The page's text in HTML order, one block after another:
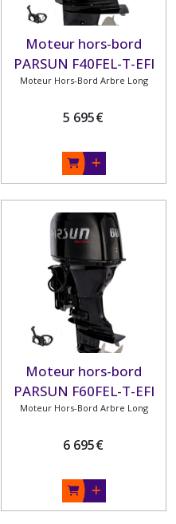
Moteur hors-bord
PARSUN F40FEL-T-EFI
40 CV 4 TEMPS ARBRE
Moteur Hors-Bord Arbre Long
5 695€
Moteur hors-bord
PARSUN F60FEL-T-EFI
60 CV 4 TEMPS ARBRE
Moteur Hors-Bord Arbre Long
6 695€